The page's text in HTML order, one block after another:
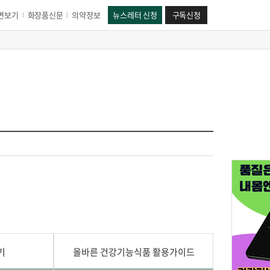
보기 화장품신문 의약정보 뉴스레터 신청 구독신청
올바른 건강기능식품 활용가이드